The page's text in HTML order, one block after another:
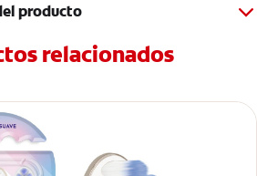
producto
relacionados